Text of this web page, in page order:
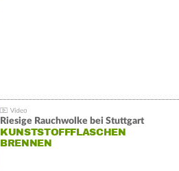
Riesige Rauchwolke bei Stuttgart
KUNSTSTOFFFLASCHEN
BRENNEN